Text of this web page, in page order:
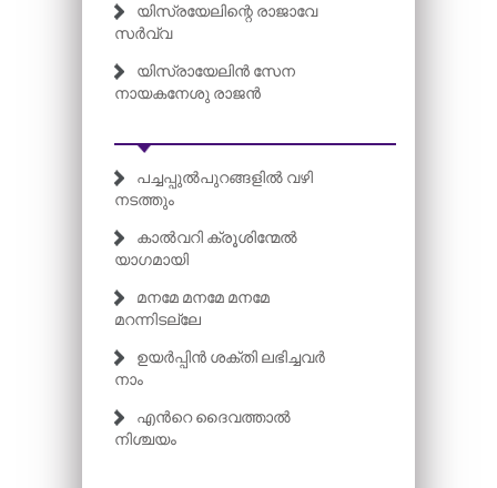
യിസ്രയേലിന്റെ രാജാവേ
സർവ്വ
യിസ്രായേലിൻ സേന
നായകനേശു രാജൻ
പച്ചപ്പുൽപുറങ്ങളിൽ വഴി
നടത്തും
കാൽവറി ക്രൂശിന്മേൽ
യാഗമായി
മനമേ മനമേ മനമേ
മറന്നിടല്ലേ
ഉയർപ്പിൻ ശക്തി ലഭിച്ചവർ
നാം
എന്‍റെ ദൈവത്താൽ
നിശ്ചയം